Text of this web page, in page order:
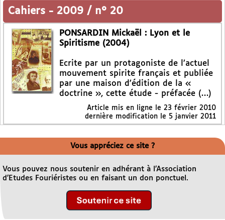
Cahiers - 2009 / n° 20
PONSARDIN Mickaël : Lyon et le
Spiritisme (2004)
Ecrite par un protagoniste de l’actuel
mouvement spirite français et publiée
par une maison d’édition de la «
doctrine », cette étude - préfacée (…)
Article mis en ligne le 23 février 2010
dernière modification le 5 janvier 2011
Vous appréciez ce site ?
Vous pouvez nous soutenir en adhérant à l’Association
d’Etudes Fouriéristes ou en faisant un don ponctuel.